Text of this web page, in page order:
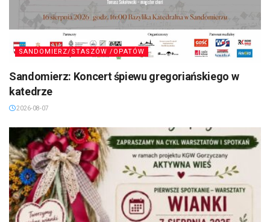
SANDOMIERZ/STASZÓW /OPATÓW
Sandomierz: Koncert śpiewu gregoriańskiego w
katedrze
2026-08-07